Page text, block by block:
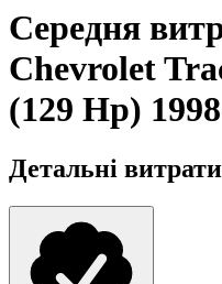
Середня
Chevrolet
(129 Hp)
Детальні